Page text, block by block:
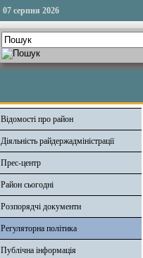
07 серпня 2026
Відомості про район
Діяльність райдержадміністрації
Прес-центр
Район сьогодні
Розпорядчі документи
Регуляторна політика
Публічна інформація